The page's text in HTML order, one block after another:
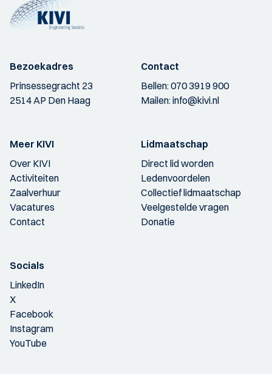
Bezoekadres
Prinsessegracht 23
2514 AP Den Haag
Contact
Bellen:070 3919 900
Mailen:info@kivi.nl
Meer KIVI
Over KIVI
Activiteiten
Zaalverhuur
Vacatures
Contact
Lidmaatschap
Direct lid worden
Ledenvoordelen
Collectief lidmaatschap
Veelgestelde vragen
Donatie
Socials
LinkedIn
X
Facebook
Instagram
YouTube